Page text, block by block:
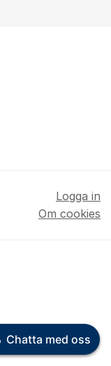
Logga in
Om cookies
Chatta med oss